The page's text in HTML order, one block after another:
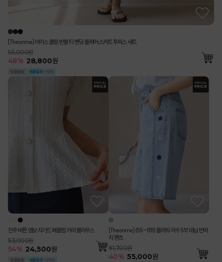
[Theonme] 아이스 쿨링 반팔 티 밴딩 플레어 스커트 투피스 세트
55,000원
48% 28,800원
진주 버튼 엠보 쟈가드 페플럼 카라 블라우스
53,000원
54% 24,500원
[Theonme] (55~88) 플라워 자수 5부 데님 반바
지 팬츠
91,700원
40% 55,000원